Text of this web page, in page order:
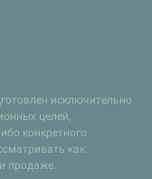
исключительно
целей,
конкретного
как
продаже.